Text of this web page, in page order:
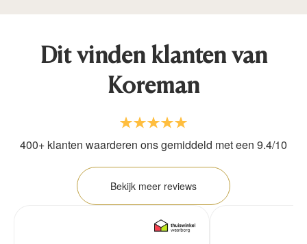
Dit vinden klanten van
Koreman
400+ klanten waarderen ons gemiddeld met een 9.4/10
Bekijk meer reviews